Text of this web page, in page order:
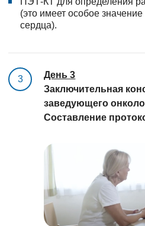
(это имеет особое
сердца).
3
День 3
Заключительная
заведующего
Составление